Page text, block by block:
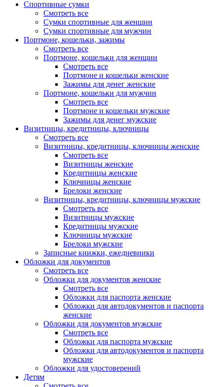
Спортивные сумки
Смотреть все
Сумки спортивные для женщин
Сумки спортивные для мужчин
Портмоне, кошельки, зажимы
Смотреть все
Портмоне, кошельки для женщин
Смотреть все
Портмоне и кошельки женские
Зажимы для денег женские
Портмоне, кошельки для мужчин
Смотреть все
Портмоне и кошельки мужские
Зажимы для денег мужские
Визитницы, кредитницы, ключницы
Смотреть все
Визитницы, кредитницы, ключницы женские
Смотреть все
Визитницы женские
Кредитницы женские
Ключницы женские
Брелоки женские
Визитницы, кредитницы, ключницы мужские
Смотреть все
Визитницы мужские
Кредитницы мужские
Ключницы мужские
Брелоки мужские
Записные книжки, ежедневники
Обложки для документов
Смотреть все
Обложки для документов женские
Смотреть все
Обложки для паспорта женские
Обложки для автодокументов и паспорта
женские
Обложки для документов мужские
Смотреть все
Обложки для паспорта мужские
Обложки для автодокументов и паспорта
мужские
Обложки для удостоверений
Детям